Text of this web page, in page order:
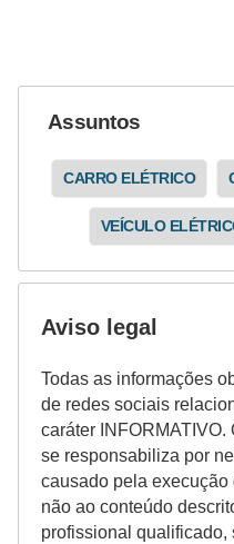
Assuntos
CARRO ELÉTRICO
VEÍCULO
Aviso legal
Todas as informações
de redes sociais
caráter
se responsabiliza por
causado pela
não ao conteúdo
profissional qualificado,